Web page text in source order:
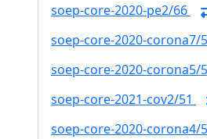
soep-core-2020-pe2/66
soep-core-2020-corona7/
soep-core-2020-corona5/
soep-core-2021-cov2/51
soep-core-2020-corona4/